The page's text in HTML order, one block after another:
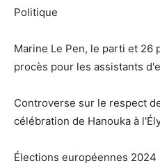
Politique
Marine Le Pen, le parti et 26
procès pour les assistants
Controverse sur le respect
célébration de Hanouka à
Élections européennes 2024